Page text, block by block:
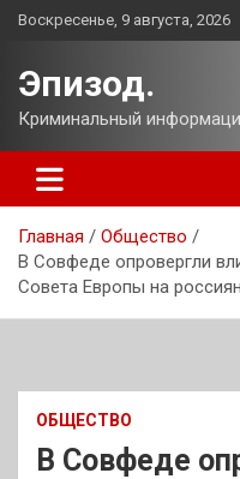
Перейти
Воскресенье, 9 августа, 2026
Эпизод.
Криминальный
Главная
Общество
В Совфеде опровергли
Совета Европы на россиян
ОБЩЕСТВО
В Совфеде